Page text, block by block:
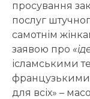
просування
послуг
самотнім
заявою про
ісламськими
французькими
для всіх» –